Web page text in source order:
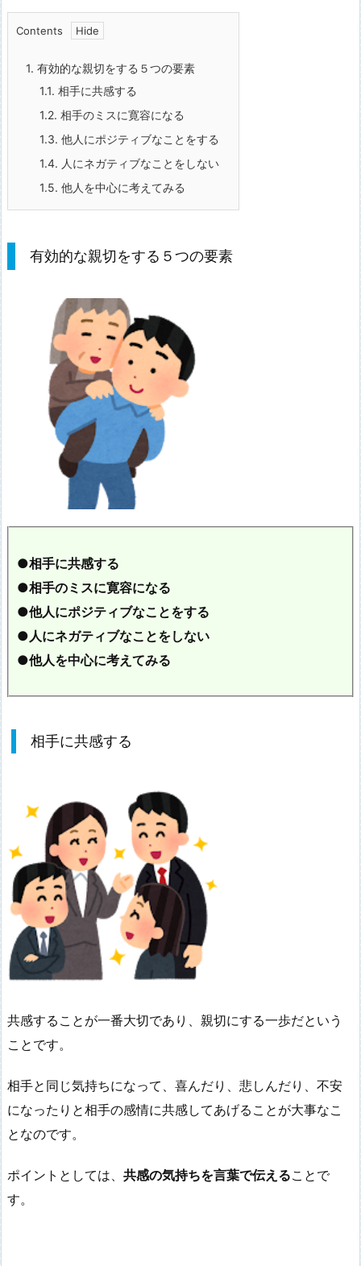
Contents
1. 有効的な親切をする５つの要素
1.1. 相手に共感する
1.2. 相手のミスに寛容になる
1.3. 他人にポジティブなことをする
1.4. 人にネガティブなことをしない
1.5. 他人を中心に考えてみる
有効的な親切をする５つの要素
●相手に共感する
●相手のミスに寛容になる
●他人にポジティブなことをする
●人にネガティブなことをしない
●他人を中心に考えてみる
相手に共感する
共感することが一番大切であり、親切にする一歩だという
ことです。
相手と同じ気持ちになって、喜んだり、悲しんだり、不安
になったりと相手の感情に共感してあげることが大事なこ
となのです。
ポイントとしては、 共感の気持ちを言葉で伝えることで
す。